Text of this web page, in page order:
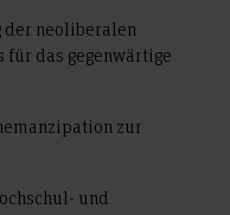
der neoliberalen
das gegenwärtige
zur
und